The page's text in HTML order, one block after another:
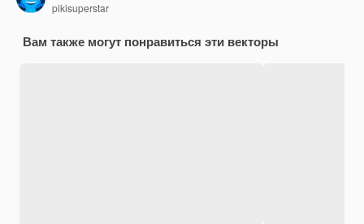
pikisuperstar
Вам также могут понравиться эти векторы